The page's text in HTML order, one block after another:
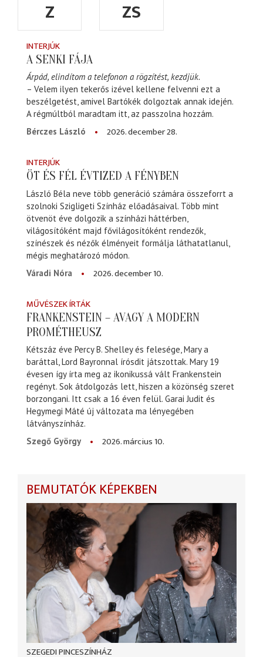
Z
ZS
INTERJÚK
A SENKI FÁJA
Árpád, elindítom a telefonon a rögzítést, kezdjük.
– Velem ilyen tekerős izével kellene felvenni ezt a
beszélgetést, amivel Bartókék dolgoztak annak idején.
A régmúltból maradtam itt, az passzolna hozzám.
Bérczes László
2026. december 28.
INTERJÚK
ÖT ÉS FÉL ÉVTIZED A FÉNYBEN
László Béla neve több generáció számára összeforrt a
szolnoki Szigligeti Színház előadásaival. Több mint
ötvenöt éve dolgozik a színházi háttérben,
világosítóként majd fővilágosítóként rendezők,
színészek és nézők élményeit formálja láthatatlanul,
mégis meghatározó módon.
Váradi Nóra
2026. december 10.
MŰVÉSZEK ÍRTÁK
FRANKENSTEIN – AVAGY A MODERN
PROMÉTHEUSZ
Kétszáz éve Percy B. Shelley és felesége, Mary a
baráttal, Lord Bayronnal írósdit játszottak. Mary 19
évesen így írta meg az ikonikussá vált Frankenstein
regényt. Sok átdolgozás lett, hiszen a közönség szeret
borzongani. Itt csak a 16 éven felül. Garai Judit és
Hegymegi Máté új változata ma lényegében
látványszínház.
Szegő György
2026. március 10.
BEMUTATÓK KÉPEKBEN
SZEGEDI PINCESZÍNHÁZ